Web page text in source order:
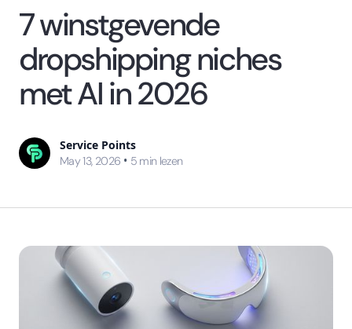
7 winstgevende
dropshipping niches
met AI in 2026
Service Points
May 13, 2026 • 5 min lezen